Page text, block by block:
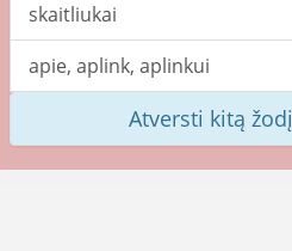
skaitliukai
apie, aplink, aplinkui
Atversti kitą žodį